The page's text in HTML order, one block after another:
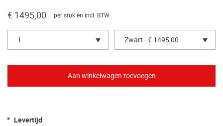
€ 1495,00 per stuk en incl. BTW.
1 Zwart - € 1495,00
Levertijd